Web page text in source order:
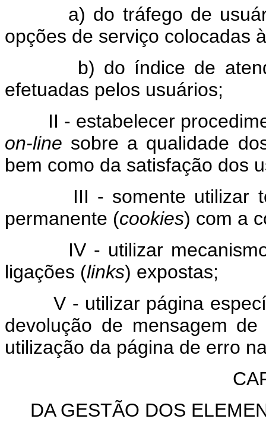
a) do tráfego de
opções de serviço colocadas
b) do índice de
efetuadas pelos usuários;
II - estabelecer
on-line sobre a qualidade
bem como da satisfação dos
III - somente utilizar
permanente (cookies) com a
IV - utilizar mecanismo
ligações (links) expostas;
V - utilizar página
devolução de mensagem
utilização da página de erro
DA GESTÃO DOS